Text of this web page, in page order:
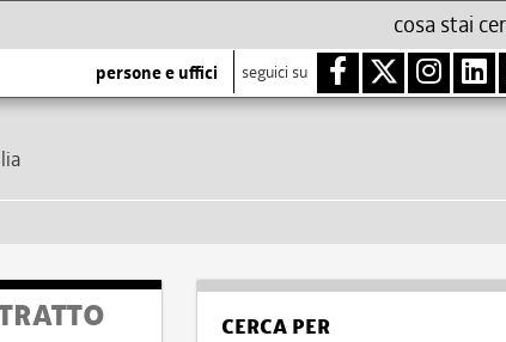
persone e uffici seguici su
CERCA PER